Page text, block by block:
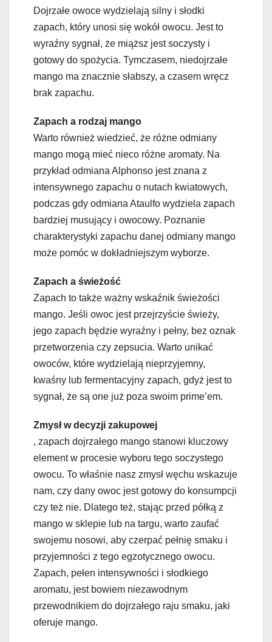
Dojrzałe owoce wydzielają silny i słodki
zapach, który unosi się wokół owocu. Jest to
wyraźny sygnał, że miąższ jest soczysty i
gotowy do spożycia. Tymczasem, niedojrzałe
mango ma znacznie słabszy, a czasem wręcz
brak zapachu.
Zapach a rodzaj mango
Warto również wiedzieć, że różne odmiany
mango mogą mieć nieco różne aromaty. Na
przykład odmiana Alphonso jest znana z
intensywnego zapachu o nutach kwiatowych,
podczas gdy odmiana Ataulfo wydziela zapach
bardziej musujący i owocowy. Poznanie
charakterystyki zapachu danej odmiany mango
może pomóc w dokładniejszym wyborze.
Zapach a świeżość
Zapach to także ważny wskaźnik świeżości
mango. Jeśli owoc jest przejrzyście świeży,
jego zapach będzie wyraźny i pełny, bez oznak
przetworzenia czy zepsucia. Warto unikać
owoców, które wydzielają nieprzyjemny,
kwaśny lub fermentacyjny zapach, gdyż jest to
sygnał, że są one już poza swoim prime’em.
Zmysł w decyzji zakupowej
, zapach dojrzałego mango stanowi kluczowy
element w procesie wyboru tego soczystego
owocu. To właśnie nasz zmysł węchu wskazuje
nam, czy dany owoc jest gotowy do konsumpcji
czy też nie. Dlatego też, stając przed półką z
mango w sklepie lub na targu, warto zaufać
swojemu nosowi, aby czerpać pełnię smaku i
przyjemności z tego egzotycznego owocu.
Zapach, pełen intensywności i słodkiego
aromatu, jest bowiem niezawodnym
przewodnikiem do dojrzałego raju smaku, jaki
oferuje mango.